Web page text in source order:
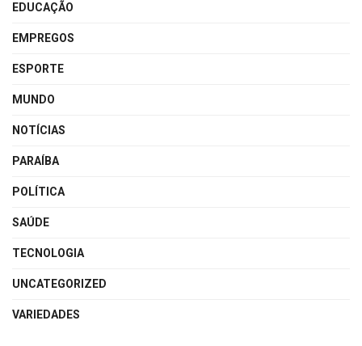
EDUCAÇÃO
EMPREGOS
ESPORTE
MUNDO
NOTÍCIAS
PARAÍBA
POLÍTICA
SAÚDE
TECNOLOGIA
UNCATEGORIZED
VARIEDADES